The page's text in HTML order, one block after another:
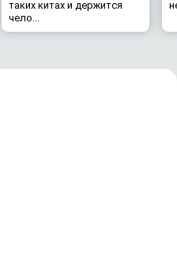
таких китах и держится
чело...